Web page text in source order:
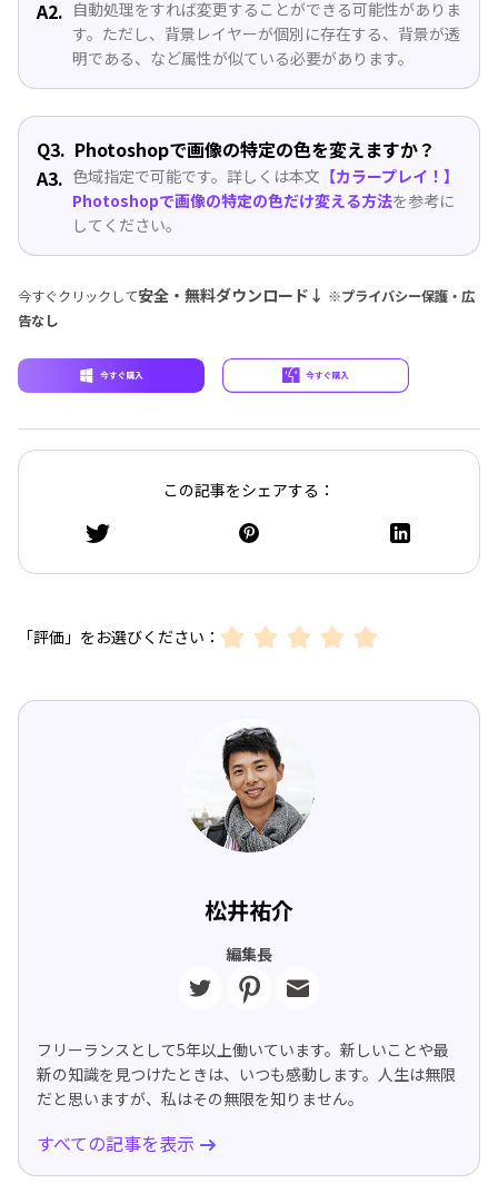
A2. 自動処理をすれば変更することができる可能性がありま
す。ただし、背景レイヤーが個別に存在する、背景が透
明である、など属性が似ている必要があります。
Q3. Photoshopで画像の特定の色を変えますか？
A3. 色域指定で可能です。詳しくは本文 【カラープレイ！】
Photoshopで画像の特定の色だけ変える方法を参考に
してください。
今すぐクリックして安全・無料ダウンロード↓ ※プライバシー保護・広
告なし
この記事をシェアする：
「評価」をお選びください：
松井祐介
編集長
フリーランスとして5年以上働いています。新しいことや最
新の知識を見つけたときは、いつも感動します。人生は無限
だと思いますが、私はその無限を知りません。
すべての記事を表示